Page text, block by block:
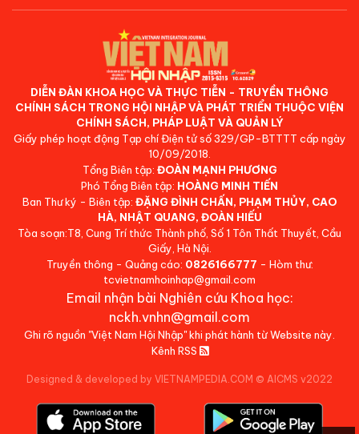
DIỄN ĐÀN KHOA HỌC VÀ THỰC TIỄN - TRUYỀN THÔNG
CHÍNH SÁCH TRONG HỘI NHẬP VÀ PHÁT TRIỂN THUỘC VIỆN
CHÍNH SÁCH, PHÁP LUẬT VÀ QUẢN LÝ
Giấy phép hoạt động Tạp chí Điện tử số 329/GP-BTTTT cấp ngày
10/09/2018.
Tổng Biên tập: ĐOÀN MẠNH PHƯƠNG
Phó Tổng Biên tập: HOÀNG MINH TIẾN
Ban Thư ký - Biên tập: ĐẶNG ĐÌNH CHẤN, PHẠM THỦY, CAO
HÀ, NHẬT QUANG, ĐOÀN HIẾU
Tòa soạn:T8, Cung Trí thức Thành phố, Số 1 Tôn Thất Thuyết, Cầu
Giấy, Hà Nội.
Truyền thông - Quảng cáo: 0826166777 - Hòm thư:
tcvietnamhoinhap@gmail.com
Email nhận bài Nghiên cứu Khoa học:
nckh.vnhn@gmail.com
Ghi rõ nguồn "Việt Nam Hội Nhập" khi phát hành từ Website này.
Kênh RSS
Designed & developed by VIETNAMPEDIA.COM © AICMS v2022